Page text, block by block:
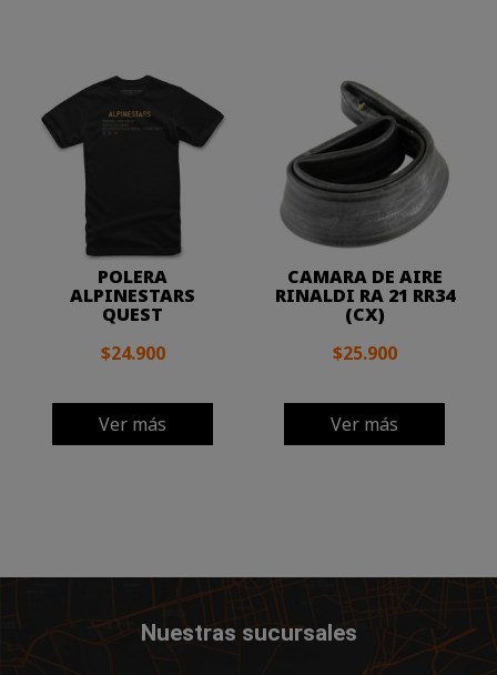
POLERA
ALPINESTARS
QUEST
$24.900
Ver más
CAMARA DE AIRE
RINALDI RA 21 RR34
(CX)
$25.900
Ver más
Nuestras sucursales